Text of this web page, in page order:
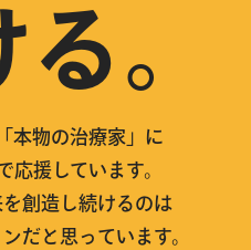
。
本物の治療家」に
応援しています。
創造し続けるのは
だと思っています。